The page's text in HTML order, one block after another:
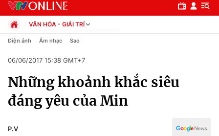
Chuyên mục
Chính trị
VĂN HÓA - GIẢI TRÍ
Chính trị
Pháp luật
Kinh tế
Thể thao
Truyền hình
Điện ảnh Âm nhạc Sao
06/06/2017 15:38 GMT+7
Những khoảnh khắc siêu
đáng yêu của Min
P.V